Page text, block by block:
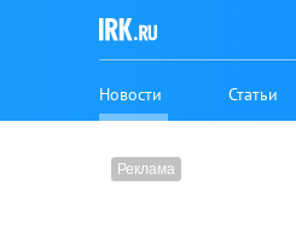
Новости Статьи